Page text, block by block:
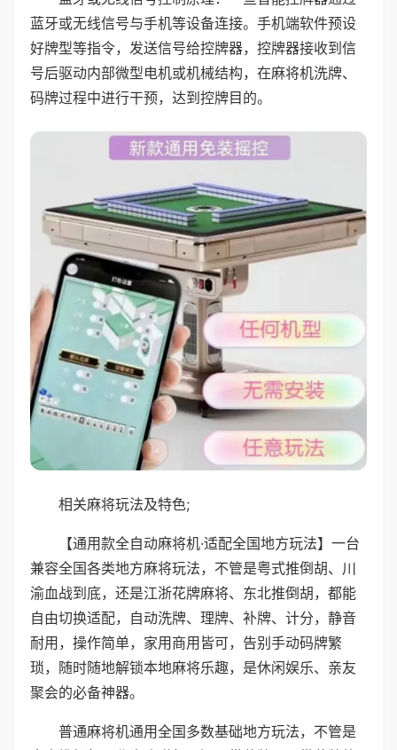
蓝牙或无线信号与手机等设备连接。手机端软件预设
好牌型等指令，发送信号给控牌器，控牌器接收到信
号后驱动内部微型电机或机械结构，在麻将机洗牌、
码牌过程中进行干预，达到控牌目的。
相关麻将玩法及特色;
【通用款全自动麻将机·适配全国地方玩法】一台
兼容全国各类地方麻将玩法，不管是粤式推倒胡、川
渝血战到底，还是江浙花牌麻将、东北推倒胡，都能
自由切换适配，自动洗牌、理牌、补牌、计分，静音
耐用，操作简单，家用商用皆可，告别手动码牌繁
琐，随时随地解锁本地麻将乐趣，是休闲娱乐、亲友
聚会的必备神器。
普通麻将机通用全国多数基础地方玩法，不管是